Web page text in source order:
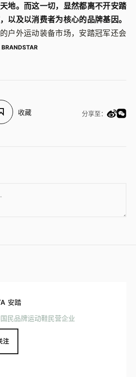
地。而这一切，显然都离不开安踏
以及以消费者为核心的品牌基因。
户外运动装备市场，安踏冠军还会
BRANDSTAR
收藏 分享至：
安踏
民品牌运动鞋民营企业
注